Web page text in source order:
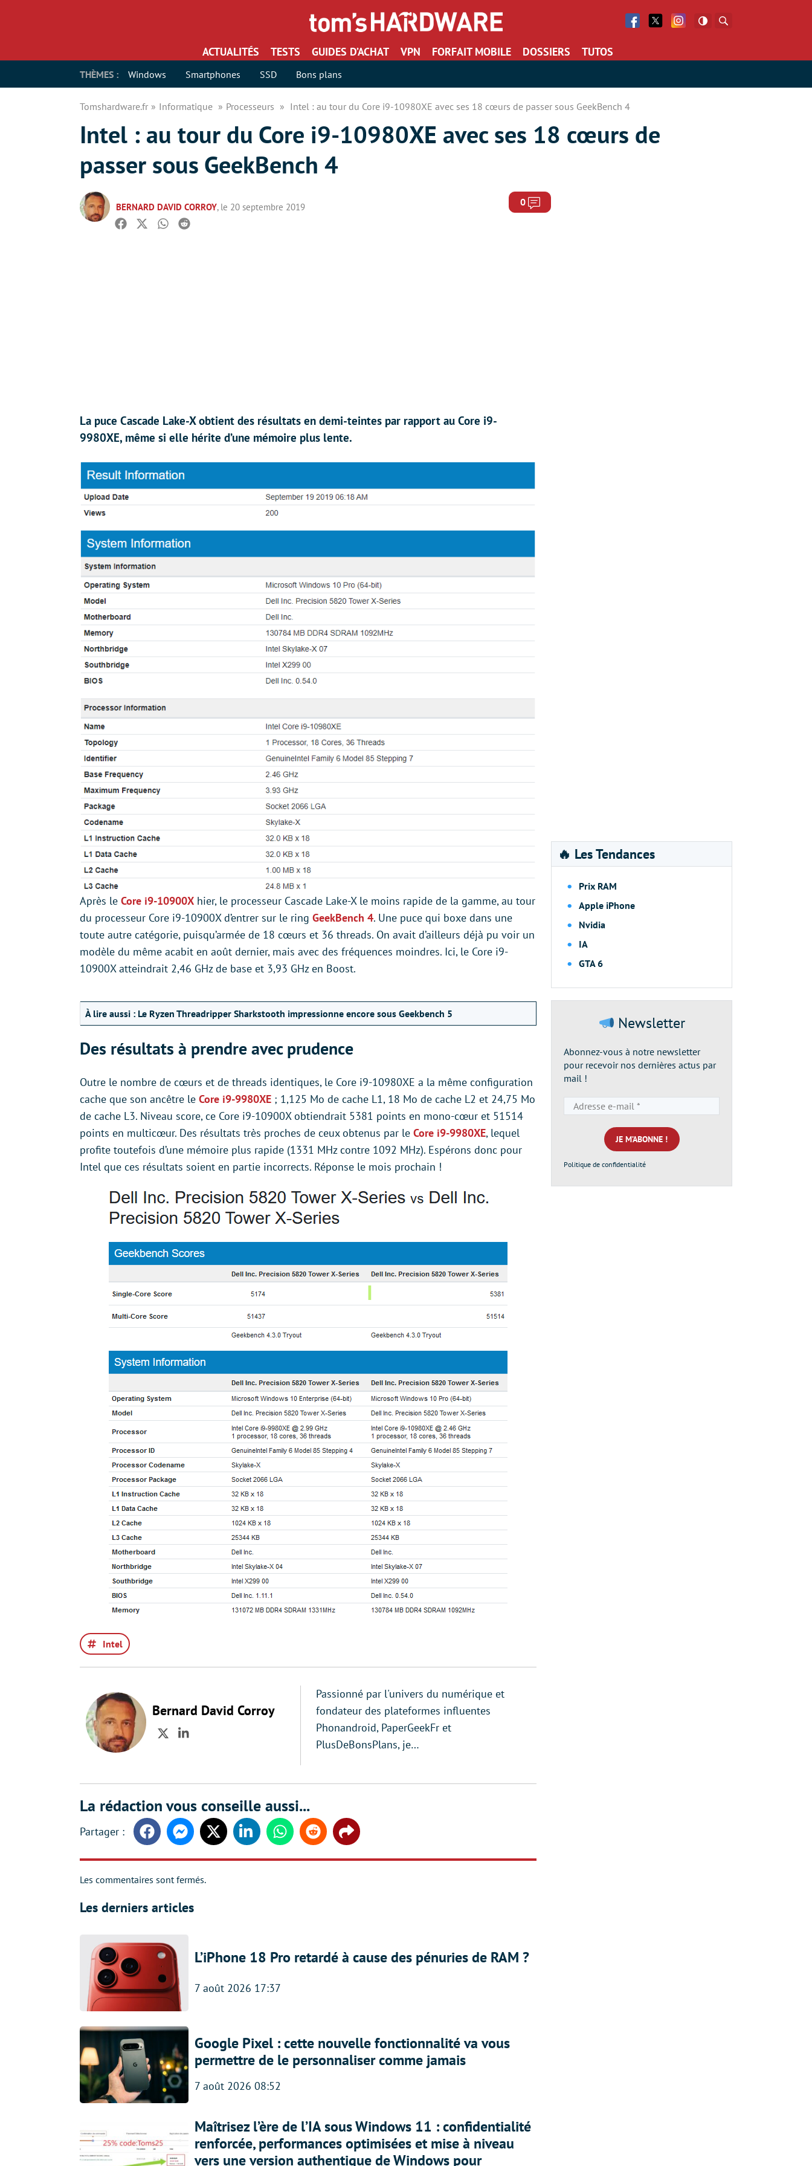
Facebook
Twitter Facebook
ACTUALITÉS TESTS GUIDES D’ACHAT VPN FORFAIT MOBILE DOSSIERS TUTOS
THÈMES : Windows Smartphones SSD Bons plans
Tomshardware.fr Informatique Processeurs Intel : au tour du Core i9-10980XE avec ses 18 cœurs de passer sous GeekBench 4
Intel : au tour du Core i9-10980XE avec ses 18 cœurs de
passer sous GeekBench 4
BERNARD DAVID CORROY, le 20 septembre 2019 0 Commentaires
Facebook
TwitterWhatsapp
Reddit
La puce Cascade Lake-X obtient des résultats en demi-teintes par rapport au Core i9-
9980XE, même si elle hérite d’une mémoire plus lente.
Après le Core i9-10900X hier, le processeur Cascade Lake-X le moins rapide de la gamme, au tour
du processeur Core i9-10900X d’entrer sur le ring GeekBench 4. Une puce qui boxe dans une
toute autre catégorie, puisqu’armée de 18 cœurs et 36 threads. On avait d’ailleurs déjà pu voir un
modèle du même acabit en août dernier, mais avec des fréquences moindres. Ici, le Core i9-
10900X atteindrait 2,46 GHz de base et 3,93 GHz en Boost.
À lire aussi : Le Ryzen Threadripper Sharkstooth impressionne encore sous Geekbench 5
Des résultats à prendre avec prudence
Outre le nombre de cœurs et de threads identiques, le Core i9-10980XE a la même configuration
cache que son ancêtre le Core i9-9980XE ; 1,125 Mo de cache L1, 18 Mo de cache L2 et 24,75 Mo
de cache L3. Niveau score, ce Core i9-10900X obtiendrait 5381 points en mono-cœur et 51514
points en multicœur. Des résultats très proches de ceux obtenus par le Core i9-9980XE, lequel
profite toutefois d’une mémoire plus rapide (1331 MHz contre 1092 MHz). Espérons donc pour
Intel que ces résultats soient en partie incorrects. Réponse le mois prochain !
Intel
Bernard David Corroy
TwitterLinkedIn
Passionné par l'univers du numérique et
fondateur des plateformes influentes
Phonandroid, PaperGeekFr et
PlusDeBonsPlans, je…
La rédaction vous conseille aussi...
FacebookMessengerTwitter LinkedinWhatsappReddit Share
Les commentaires sont fermés.
Les derniers articles
L’iPhone 18 Pro retardé à cause des pénuries de RAM ?
7 août 2026 17:37
Google Pixel : cette nouvelle fonctionnalité va vous
permettre de le personnaliser comme jamais
7 août 2026 08:52
Maîtrisez l’ère de l’IA sous Windows 11 : confidentialité
renforcée, performances optimisées et mise à niveau
vers une version authentique de Windows pour
🔥 Les Tendances
Prix RAM
Apple iPhone
Nvidia
IA
GTA 6
Newsletter
Abonnez-vous à notre newsletter
pour recevoir nos dernières actus par
mail !
e-
mail
*
Politique de confidentialité